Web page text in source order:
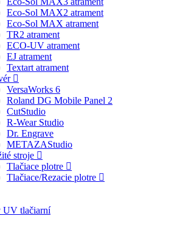
Eco-Sol MAX2 atrament
Eco-Sol MAX atrament
TR2 atrament
ECO-UV atrament
EJ atrament
Textart atrament
VersaWorks 6
Roland DG Mobile Panel 2
CutStudio
R-Wear Studio
Dr. Engrave
METAZAStudio
stroje
Tlačiace plotre
Tlačiace/Rezacie plotre
UV tlačiarní